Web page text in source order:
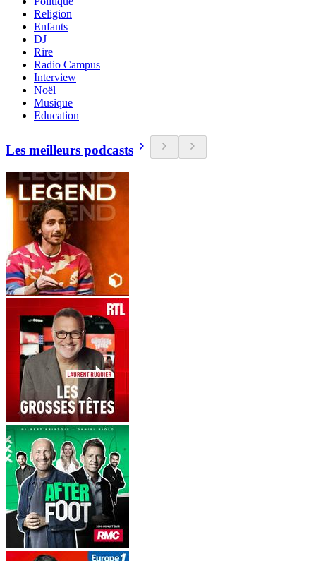
Religion
Enfants
DJ
Rire
Radio Campus
Interview
Noël
Musique
Education
Les meilleurs podcasts